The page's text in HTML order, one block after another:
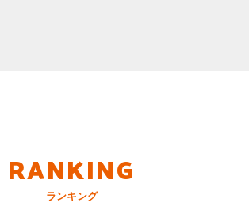
RANKING
ランキング